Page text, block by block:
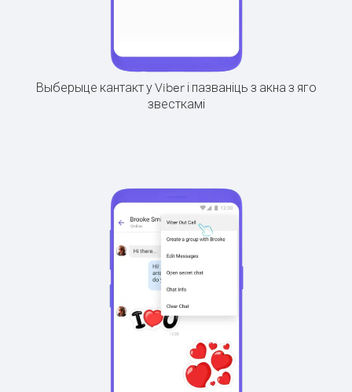
Выберыце кантакт у Viber і пазваніць з акна з яго
звесткамі